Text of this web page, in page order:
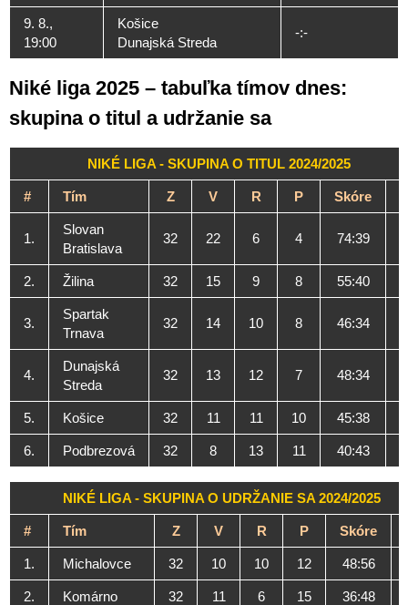
9. 8.,
19:00
Košice
Dunajská Streda
-:-
Niké liga 2025 – tabuľka tímov dnes:
skupina o titul a udržanie sa
NIKÉ LIGA - SKUPINA O TITUL 2024/2025
# Tím Z V R P Skóre
1.
Slovan
Bratislava
32 22 6 4 74:39
2. Žilina 32 15 9 8 55:40
3.
Spartak
Trnava
32 14 10 8 46:34
4.
Dunajská
Streda
32 13 12 7 48:34
5. Košice 32 11 11 10 45:38
6. Podbrezová 32 8 13 11 40:43
NIKÉ LIGA - SKUPINA O UDRŽANIE SA 2024/2025
# Tím Z V R P Skóre
1. Michalovce 32 10 10 12 48:56
2. Komárno 32 11 6 15 36:48